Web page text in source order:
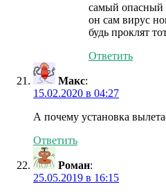
самый опасный
он сам вирус
будь проклят
Ответить
Макс:
15.02.2020 в 04:27
А почему установка
Ответить
Роман:
25.05.2019 в 16:15